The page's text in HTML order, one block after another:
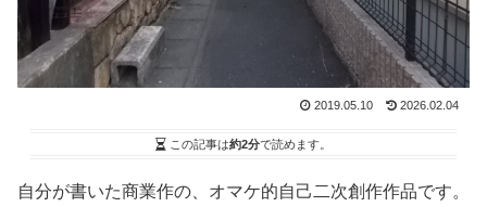
2019.05.10 2026.02.04
この記事は約2分で読めます。
自分が書いた商業作の、オマケ的自己二次創作作品です。